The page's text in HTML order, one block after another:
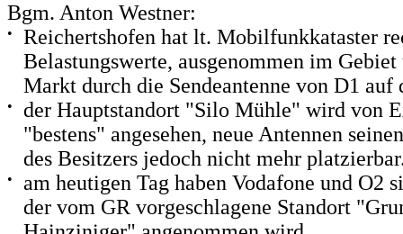
Bgm. Anton Westner:
•
Reichertshofen hat lt. Mobilfunkkataster
Belastungswerte, ausgenommen im Gebiet
Markt durch die Sendeantenne von D1 auf
•
der Hauptstandort "Silo Mühle" wird von
"bestens" angesehen, neue Antennen
des Besitzers jedoch nicht mehr
•
am heutigen Tag haben Vodafone und O2
der vom GR vorgeschlagene Standort